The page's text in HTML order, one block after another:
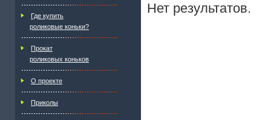
Где купить
роликовые коньки?
Прокат
роликовых коньков
О проекте
Приколы
Нет результатов.